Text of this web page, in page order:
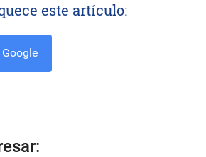
este artículo: